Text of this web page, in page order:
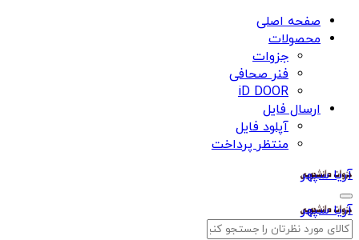
صفحه اصلی
محصولات
جزوات
فنر صحافی
iD DOOR
ارسال فایل
آپلود فایل
منتظر پرداخت
آریا سپهر
آریا سپهر